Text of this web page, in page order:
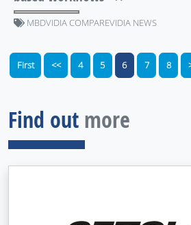
MBDVIDIA COMPAREVIDIA NEWS
First << 4 5 6 7 8
Find out more